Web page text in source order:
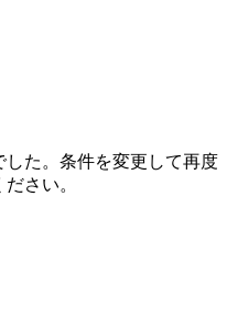
た。条件を変更して再度
さい。